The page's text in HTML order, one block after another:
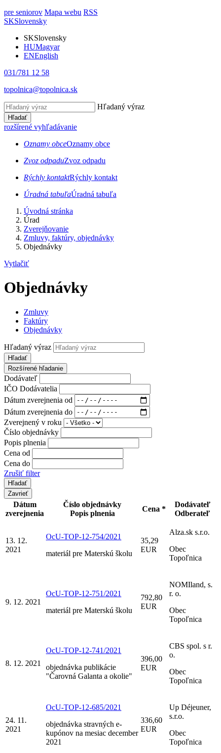
pre seniorov Mapa webu RSS
SKSlovensky
SKSlovensky
HUMagyar
ENEnglish
031/781 12 58
topolnica@topolnica.sk
Hľadaný výraz
Hľadať
rozšírené vyhľadávanie
Oznamy obceOznamy obce
Zvoz odpaduZvoz odpadu
Rýchly kontaktRýchly kontakt
Úradná tabuľaÚradná tabuľa
Úvodná stránka
Úrad
Zverejňovanie
Zmluvy, faktúry, objednávky
Objednávky
Vytlačiť
Objednávky
Zmluvy
Faktúry
Objednávky
Hľadaný výraz
Hľadať
Rozšírené hľadanie
Dodávateľ
IČO Dodávatelia
Dátum zverejnenia od
Dátum zverejnenia do
Zverejnený v roku
Číslo objednávky
Popis plnenia
Cena od
Cena do
Zrušiť filter
Zavrieť
Dátum
zverejnenia
Číslo objednávky
Popis plnenia
Cena *
Dodávateľ
Odberateľ
13. 12.
2021
OcU-TOP-12-754/2021
materiál pre Materskú školu
35,29
EUR
Alza.sk s.r.o.
Obec
Topoľnica
9. 12. 2021
OcU-TOP-12-751/2021
materiál pre Materskú školu
792,80
EUR
NOMIland, s.
r. o.
Obec
Topoľnica
8. 12. 2021
OcU-TOP-12-741/2021
objednávka publikácie
"Čarovná Galanta a okolie"
396,00
EUR
CBS spol. s r.
o.
Obec
Topoľnica
24. 11.
2021
OcU-TOP-12-685/2021
objednávka stravných e-
kupónov na mesiac december
2021
336,60
EUR
Up Déjeuner,
s.r.o.
Obec
Topoľnica